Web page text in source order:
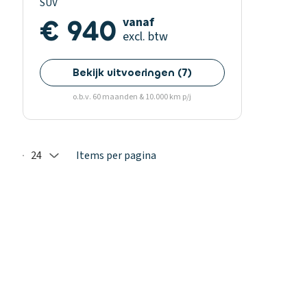
€ 940 vanaf
excl. btw
Bekijk uitvoeringen (7)
o.b.v. 60 maanden & 10.000 km p/j
Selected: 24
24 Items per pagina